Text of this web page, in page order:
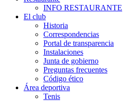
INFO RESTAURANTE
El club
Historia
Correspondencias
Portal de transparencia
Instalaciones
Junta de gobierno
Preguntas frecuentes
Código ético
Área deportiva
Tenis